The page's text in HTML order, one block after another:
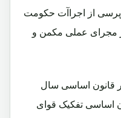
از اجراآت حکومت
مجرای عملی مکمن و
قانون اساسی سال
اساسی تفکیک قوای